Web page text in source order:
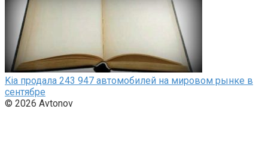
Kia продала 243 947 автомобилей на мировом рынке в
сентябре
© 2026 Avtonov